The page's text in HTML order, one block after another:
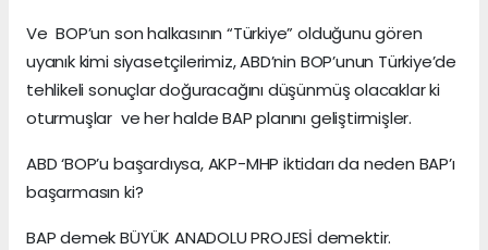
Ve BOP’un son halkasının “Türkiye” olduğunu gören
uyanık kimi siyasetçilerimiz, ABD’nin BOP’unun Türkiye’de
tehlikeli sonuçlar doğuracağını düşünmüş olacaklar ki
oturmuşlar ve her halde BAP planını geliştirmişler.
ABD ‘BOP’u başardıysa, AKP-MHP iktidarı da neden BAP’ı
başarmasın ki?
BAP demek BÜYÜK ANADOLU PROJESİ demektir.